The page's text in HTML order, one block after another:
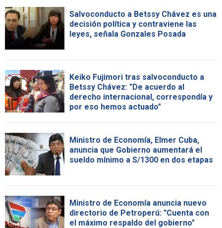
Salvoconducto a Betssy Chávez es una
decisión política y contraviene las
leyes, señala Gonzales Posada
Keiko Fujimori tras salvoconducto a
Betssy Chávez: "De acuerdo al
derecho internacional, correspondía y
por eso hemos actuado"
Ministro de Economía, Elmer Cuba,
anuncia que Gobierno aumentará el
sueldo mínimo a S/1300 en dos etapas
Ministro de Economía anuncia nuevo
directorio de Petroperú: "Cuenta con
el máximo respaldo del gobierno"